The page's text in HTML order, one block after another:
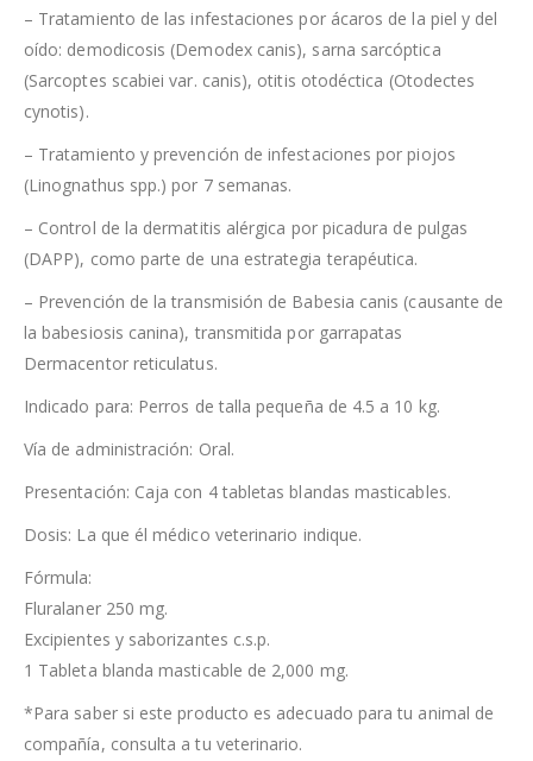
– Tratamiento de las infestaciones por ácaros de la piel y del
oído: demodicosis (Demodex canis), sarna sarcóptica
(Sarcoptes scabiei var. canis), otitis otodéctica (Otodectes
cynotis).
– Tratamiento y prevención de infestaciones por piojos
(Linognathus spp.) por 7 semanas.
– Control de la dermatitis alérgica por picadura de pulgas
(DAPP), como parte de una estrategia terapéutica.
– Prevención de la transmisión de Babesia canis (causante de
la babesiosis canina), transmitida por garrapatas
Dermacentor reticulatus.
Indicado para: Perros de talla pequeña de 4.5 a 10 kg.
Vía de administración: Oral.
Presentación: Caja con 4 tabletas blandas masticables.
Dosis: La que él médico veterinario indique.
Fórmula:
Fluralaner 250 mg.
Excipientes y saborizantes c.s.p.
1 Tableta blanda masticable de 2,000 mg.
*Para saber si este producto es adecuado para tu animal de
compañía, consulta a tu veterinario.